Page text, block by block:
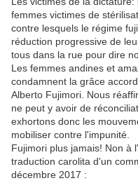
femmes victimes de
contre lesquels le régime
réduction progressive de
tous dans la rue pour dire
Les femmes andines et
condamnent la grâce
Alberto Fujimori. Nous
ne peut y avoir de
exhortons donc les
mobiliser contre l'impunité.
Fujimori plus jamais! Non à
traduction carolita d'un
décembre 2017 :